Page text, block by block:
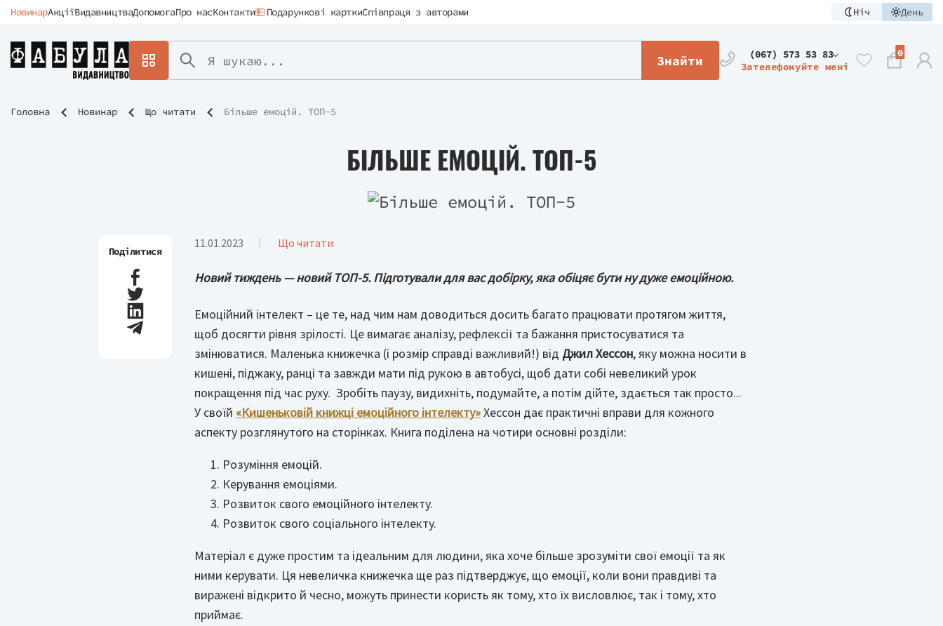
НовинарАкціїВидавництваДопомогаПро насКонтакти Подарункові карткиСпівпраця з авторами Ніч День
Знайти
(067) 573 53 83
Зателефонуйте мені
0
Головна Новинар Що читати Більше емоцій. ТОП-5
БІЛЬШЕ ЕМОЦІЙ. ТОП-5
11.01.2023 Що читати
Поділитися
Новий тиждень — новий ТОП-5. Підготували для вас добірку, яка обіцяє бути ну дуже емоційною.
Емоційний інтелект – це те, над чим нам доводиться досить багато працювати протягом життя,
щоб досягти рівня зрілості. Це вимагає аналізу, рефлексії та бажання пристосуватися та
змінюватися. Маленька книжечка (і розмір справді важливий!) від Джил Хессон, яку можна носити в
кишені, піджаку, ранці та завжди мати під рукою в автобусі, щоб дати собі невеликий урок
покращення під час руху. Зробіть паузу, видихніть, подумайте, а потім дійте, здається так просто...
У своїй «Кишеньковій книжці емоційного інтелекту»Хессон дає практичні вправи для кожного
аспекту розглянутого на сторінках. Книга поділена на чотири основні розділи:
Розуміння емоцій.
Керування емоціями.
Розвиток свого емоційного інтелекту.
Розвиток свого соціального інтелекту.
Матеріал є дуже простим та ідеальним для людини, яка хоче більше зрозуміти свої емоції та як
ними керувати. Ця невеличка книжечка ще раз підтверджує, що емоції, коли вони правдиві та
виражені відкрито й чесно, можуть принести користь як тому, хто їх висловлює, так і тому, хто
приймає.